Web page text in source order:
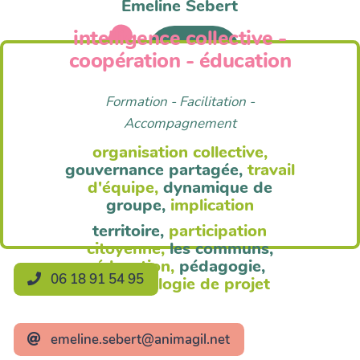
Anim'Agil
Emeline Sebert
intelligence collective -
coopération - éducation
Formation - Facilitation -
Accompagnement
organisation collective,
gouvernance partagée, travail
d'équipe, dynamique de
groupe, implication
territoire, participation
citoyenne, les communs,
éducation, pédagogie,
méthodologie de projet
06 18 91 54 95
emeline.sebert@animagil.net